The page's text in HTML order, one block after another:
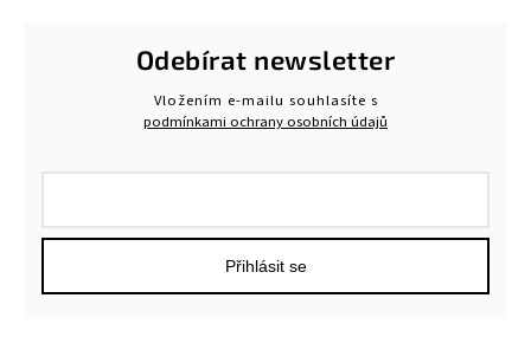
Odebírat newsletter
Vložením e-mailu souhlasíte s
podmínkami ochrany osobních údajů
Přihlásit se